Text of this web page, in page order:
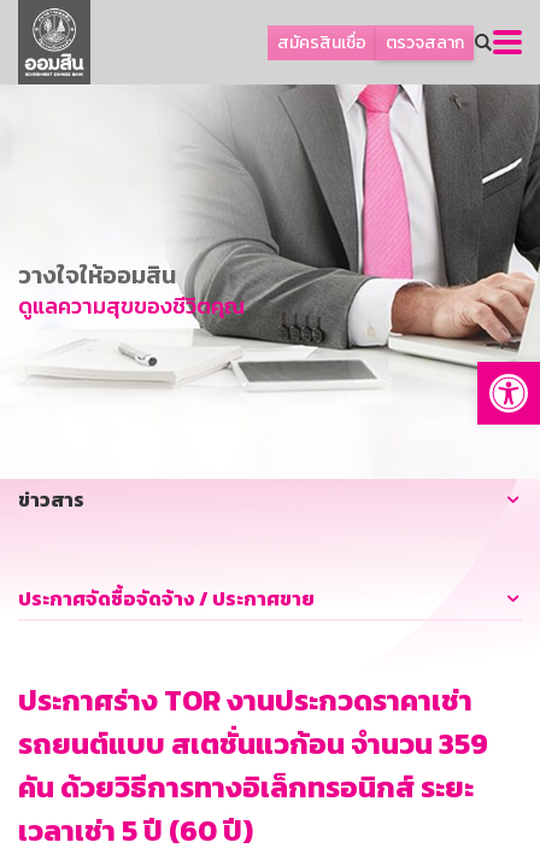
สมัครสินเชื่อ ตรวจสลาก
ลูกค้าธุรกิจ
ลูกค้าผู้ประกอบรายย่อย
การพัฒนาที่ยั่งยืน
ข่าวสาร
บริการทางการเงิน
อื่นๆ
วางใจให้ออมสิน
ดูแลความสุขของชีวิตคุณ
ข่าวสาร
ประกาศจัดซื้อจัดจ้าง / ประกาศขาย
ประกาศร่าง TOR งานประกวดราคาเช่า
รถยนต์แบบ สเตชั่นแวก้อน จำนวน 359
คัน ด้วยวิธีการทางอิเล็กทรอนิกส์ ระยะ
เวลาเช่า 5 ปี (60 ปี)